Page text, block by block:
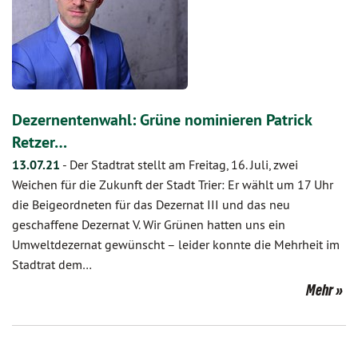
Dezernentenwahl: Grüne nominieren Patrick
Retzer…
13.07.21 - Der Stadtrat stellt am Freitag, 16. Juli, zwei
Weichen für die Zukunft der Stadt Trier: Er wählt um 17 Uhr
die Beigeordneten für das Dezernat III und das neu
geschaffene Dezernat V. Wir Grünen hatten uns ein
Umweltdezernat gewünscht – leider konnte die Mehrheit im
Stadtrat dem…
Mehr